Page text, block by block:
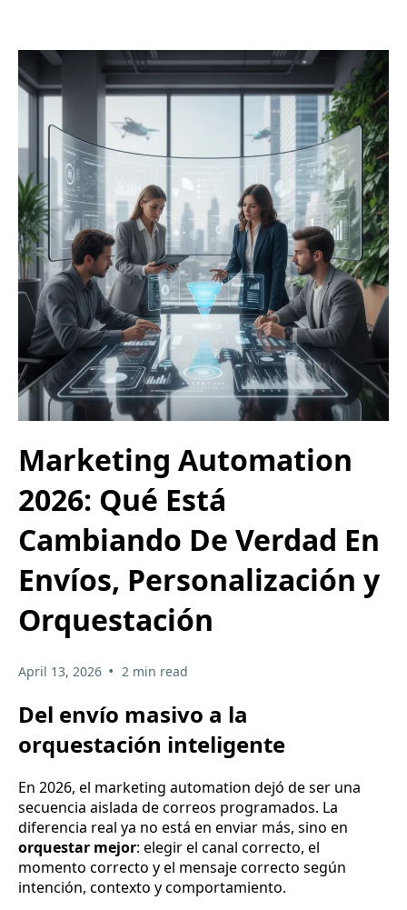
Marketing Automation
2026: Qué Está
Cambiando De Verdad En
Envíos, Personalización y
Orquestación
April 13, 2026 • 2 min read
Del envío masivo a la
orquestación inteligente
En 2026, el marketing automation dejó de ser una
secuencia aislada de correos programados. La
diferencia real ya no está en enviar más, sino en
orquestar mejor: elegir el canal correcto, el
momento correcto y el mensaje correcto según
intención, contexto y comportamiento.